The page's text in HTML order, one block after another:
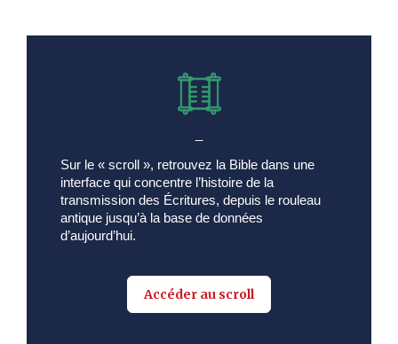
Sur le « scroll », retrouvez la Bible dans une
interface qui concentre l’histoire de la
transmission des Écritures, depuis le rouleau
antique jusqu’à la base de données
d’aujourd’hui.
Accéder au scroll